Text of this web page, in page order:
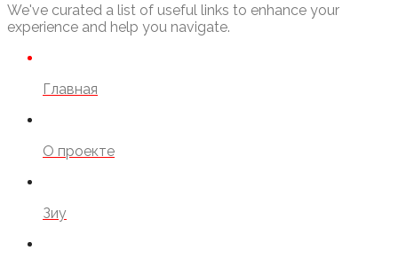
We've curated a list of useful links to enhance your
experience and help you navigate.
Главная
О проекте
Зиу